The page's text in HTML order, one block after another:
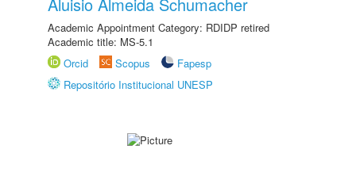
Academic Appointment Category: RDIDP retired
Academic title: MS-5.1
Orcid
Scopus
Fapesp
Repositório Institucional UNESP